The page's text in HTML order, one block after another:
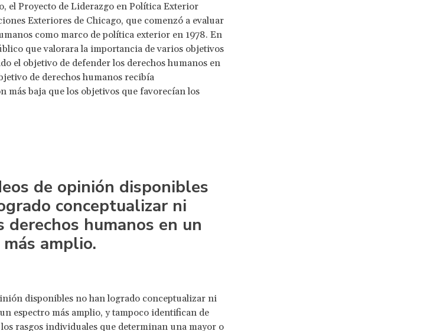
el Proyecto de Liderazgo en Política Exterior
Exteriores de Chicago, que comenzó a evaluar
como marco de política exterior en 1978. En
que valorara la importancia de varios objetivos
el objetivo de defender los derechos humanos en
de derechos humanos recibía
más baja que los objetivos que favorecían los
de opinión disponibles
conceptualizar ni
derechos humanos en un
amplio.
disponibles no han logrado conceptualizar ni
espectro más amplio, y tampoco identifican de
rasgos individuales que determinan una mayor o